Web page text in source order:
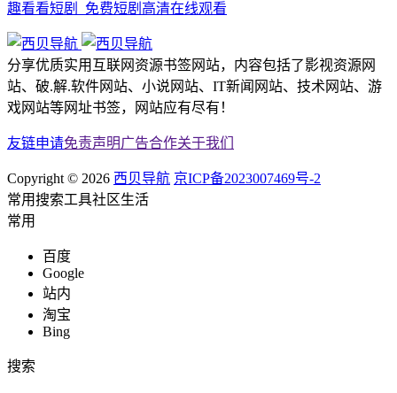
趣看看短剧_免费短剧高清在线观看
分享优质实用互联网资源书签网站，内容包括了影视资源网
站、破.解.软件网站、小说网站、IT新闻网站、技术网站、游
戏网站等网址书签，网站应有尽有！
友链申请免责声明广告合作关于我们
Copyright © 2026 西贝导航 京ICP备2023007469号-2
常用搜索工具社区生活
常用
百度
Google
站内
淘宝
Bing
搜索